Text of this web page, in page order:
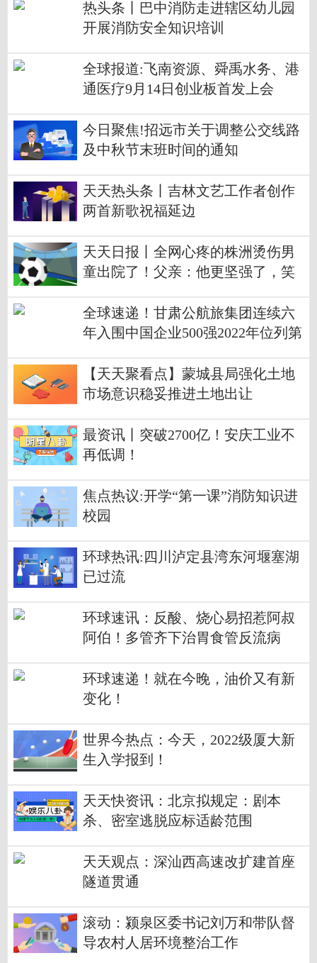
热头条丨巴中消防走进辖区幼儿园
开展消防安全知识培训
全球报道:飞南资源、舜禹水务、港
通医疗9月14日创业板首发上会
今日聚焦!招远市关于调整公交线路
及中秋节末班时间的通知
天天热头条丨吉林文艺工作者创作
两首新歌祝福延边
天天日报丨全网心疼的株洲烫伤男
童出院了！父亲：他更坚强了，笑
全球速递！甘肃公航旅集团连续六
年入围中国企业500强2022年位列第
【天天聚看点】蒙城县局强化土地
市场意识稳妥推进土地出让
最资讯丨突破2700亿！安庆工业不
再低调！
焦点热议:开学“第一课”消防知识进
校园
环球热讯:四川泸定县湾东河堰塞湖
已过流
环球速讯：反酸、烧心易招惹阿叔
阿伯！多管齐下治胃食管反流病
环球速递！就在今晚，油价又有新
变化！
世界今热点：今天，2022级厦大新
生入学报到！
天天快资讯：北京拟规定：剧本
杀、密室逃脱应标适龄范围
天天观点：深汕西高速改扩建首座
隧道贯通
滚动：颍泉区委书记刘万和带队督
导农村人居环境整治工作